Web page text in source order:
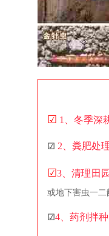
☑ 1、冬季深
☑ 2、粪肥处
☑3、清理田园
或地下害虫一
☑4、药剂拌种